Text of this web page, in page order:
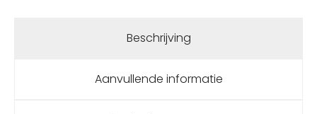
Beschrijving
Aanvullende informatie